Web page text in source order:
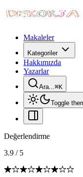
Makaleler
Kategoriler
Hakkımızda
Yazarlar
Ara...⌘K
Toggle
Değerlendirme
3.9 / 5